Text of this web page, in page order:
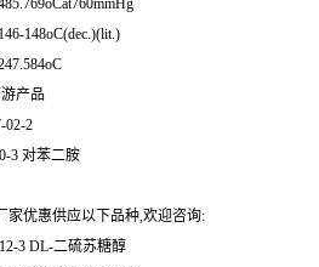
148oC(dec.)(lit.)
产品
02-2
3 对苯二胺
家优惠供应以下品种,欢迎咨询:
3 DL-二硫苏糖醇